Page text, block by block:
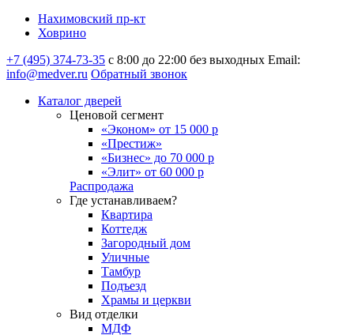
Нахимовский пр-кт
Ховрино
+7 (495) 374-73-35 с 8:00 до 22:00 без выходных Email:
info@medver.ru Обратный звонок
Каталог дверей
Ценовой сегмент
«Эконом» от 15 000 р
«Престиж»
«Бизнес» до 70 000 р
«Элит» от 60 000 р
Распродажа
Где устанавливаем?
Квартира
Коттедж
Загородный дом
Уличные
Тамбур
Подъезд
Храмы и церкви
Вид отделки
МДФ